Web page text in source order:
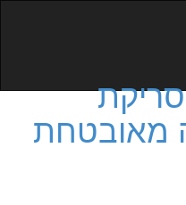
מאובטחת